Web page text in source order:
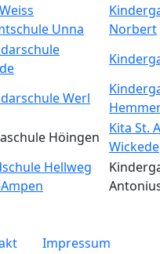
Unna
Norbert
Werl
Höingen
Kita St.
Wickede
Hellweg
Impressum